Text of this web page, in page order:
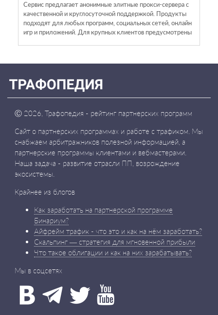
Сервис предлагает анонимные элитные прокси-сервера с
качественной и круглосуточной поддержкой. Продукты
подходят для любых программ, социальных сетей, онлайн
игр и приложений. Для крупных клиентов предусмотрены
Ⓒ 2026, Трафопедия - рейтинг партнерских программ
Сайт о партнерских программах и работе с трафиком. Мы
снабжаем арбитражников полезной информацией, а
партнерские программы клиентами и вебмастерами.
Наша задача - развитие отрасли ПП, возрождение
экосистемы.
Крайнее из блогов
Как заработать на партнерской программе
Бинариум?
Айфрейм трафик - что это и как на нём заработать?
Скальпинг — стратегия для мгновенной прибыли
Что такое облигации и как на них зарабатывать?
Мы в соцсетях